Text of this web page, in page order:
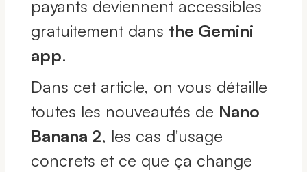
payants deviennent accessibles
gratuitement dans the Gemini
app.
Dans cet article, on vous détaille
toutes les nouveautés de Nano
Banana 2, les cas d'usage
concrets et ce que ça change